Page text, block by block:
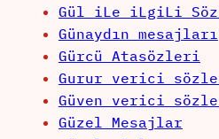
Gül iLe iLgiLi
Günaydın mesajları
Gürcü Atasözleri
Gurur verici
Güven verici
Güzel Mesajlar